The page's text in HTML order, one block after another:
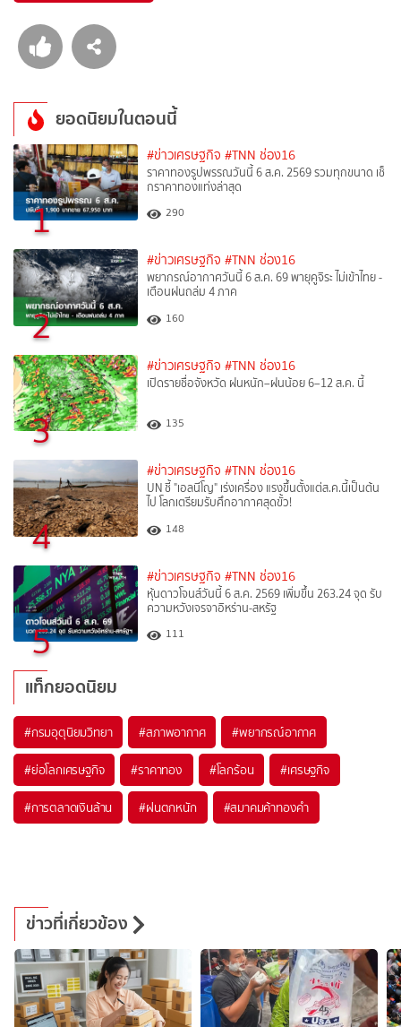
ยอดนิยมในตอนนี้
1
#ข่าวเศรษฐกิจ #TNN ช่อง16
ราคาทองรูปพรรณวันนี้ 6 ส.ค. 2569 รวมทุกขนาด เช็
กราคาทองแท่งล่าสุด
290
2
#ข่าวเศรษฐกิจ #TNN ช่อง16
พยากรณ์อากาศวันนี้ 6 ส.ค. 69 พายุคูจิระ ไม่เข้าไทย -
เตือนฝนถล่ม 4 ภาค
160
3
#ข่าวเศรษฐกิจ #TNN ช่อง16
เปิดรายชื่อจังหวัด ฝนหนัก–ฝนน้อย 6–12 ส.ค. นี้
135
4
#ข่าวเศรษฐกิจ #TNN ช่อง16
UN ชี้ "เอลนีโญ" เร่งเครื่อง แรงขึ้นตั้งแต่ส.ค.นี้เป็นต้น
ไป โลกเตรียมรับศึกอากาศสุดขั้ว!
148
5
#ข่าวเศรษฐกิจ #TNN ช่อง16
หุ้นดาวโจนส์วันนี้ 6 ส.ค. 2569 เพิ่มขึ้น 263.24 จุด รับ
ความหวังเจรจาอิหร่าน-สหรัฐ
111
แท็กยอดนิยม
#กรมอุตุนิยมวิทยา #สภาพอากาศ #พยากรณ์อากาศ
#ย่อโลกเศรษฐกิจ #ราคาทอง #โลกร้อน #เศรษฐกิจ
#การตลาดเงินล้าน #ฝนตกหนัก #สมาคมค้าทองคำ
ข่าวที่เกี่ยวข้อง